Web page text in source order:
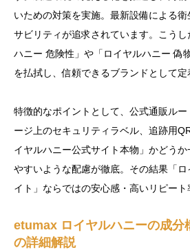
いための対策を実施。最新設備による
サビリティが追求されています。こう
ハニー 危険性」や「ロイヤルハニー 偽
を払拭し、信頼できるブランドとして定
特徴的なポイントとして、公式通販ル
ージ上のセキュリティラベル、追跡用
イヤルハニー公式サイト本物」かどう
やすいような配慮が徹底。その結果「
イト」ならではの安心感・高いリピート
etumax ロイヤルハニーの成分
の詳細解説